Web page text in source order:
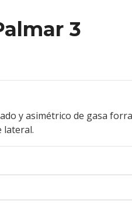
3
y asimétrico de gasa
lateral.